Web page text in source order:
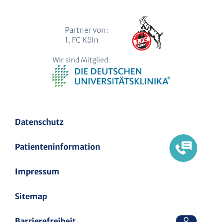
Datenschutz
Patienteninformation
Impressum
Sitemap
Partner von:
1. FC Köln
Wir sind Mitglied.